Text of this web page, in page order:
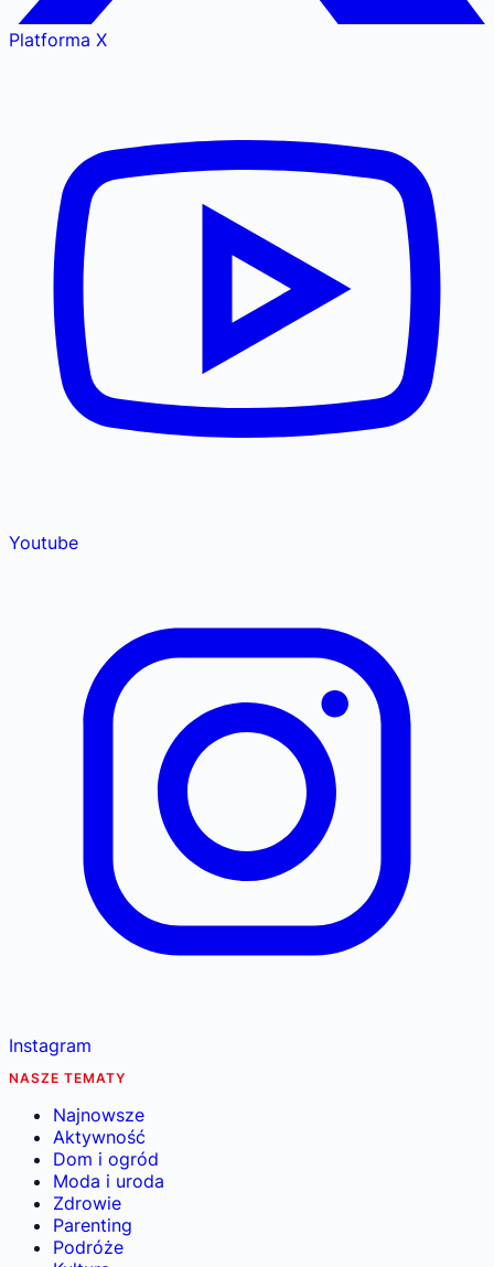
Platforma X
Youtube
Instagram
NASZE TEMATY
Najnowsze
Aktywność
Dom i ogród
Moda i uroda
Zdrowie
Parenting
Podróże